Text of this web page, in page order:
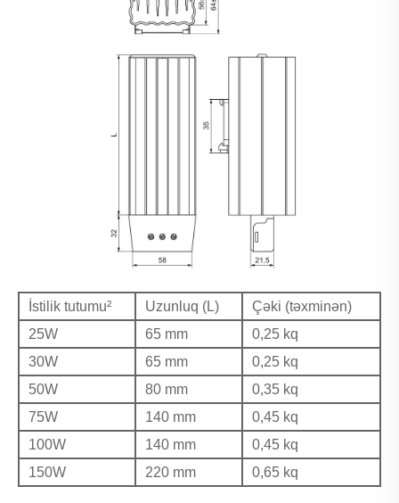
İstilik tutumu² Uzunluq (L)
Çəki (təxminən)
25W
65 mm
0,25 kq
30W
65 mm
0,25 kq
50W
80 mm
0,35 kq
75W
140 mm
0,45 kq
100W
140 mm
0,45 kq
150W
220 mm 0,65 kq